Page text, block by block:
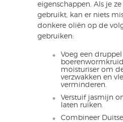
eigenschappen. Als je
gebruikt, kan er niets
donkere oliën op de
gebruiken:
Voeg een
moisturiser om
verzwakken en
verminderen.
Verstuif jasmijn
laten ruiken.
Combineer